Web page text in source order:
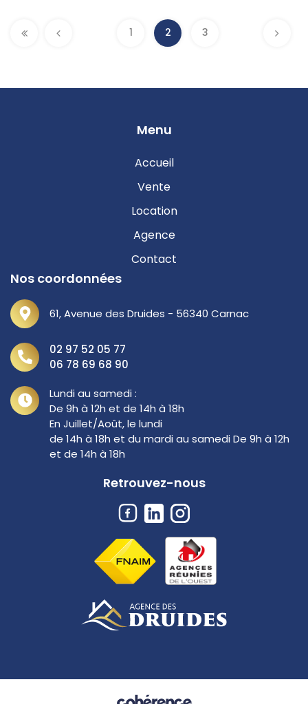
Pages 1 2 3
Menu
Accueil
Vente
Location
Agence
Contact
Nos coordonnées
61, Avenue des Druides - 56340 Carnac
02 97 52 05 77
06 78 69 68 90
Lundi au samedi :
De 9h à 12h et de 14h à 18h
En Juillet/Août, le lundi
de 14h à 18h et du mardi au samedi De 9h à 12h
et de 14h à 18h
Retrouvez-nous